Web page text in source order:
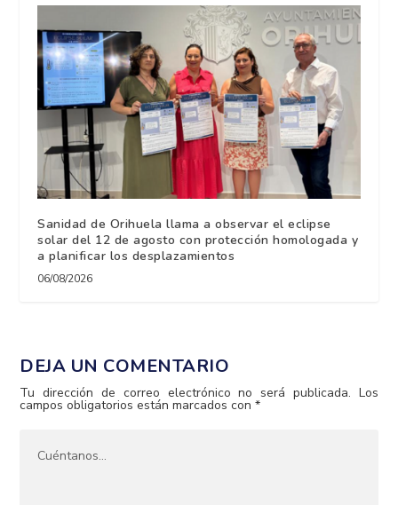
Sanidad de Orihuela llama a observar el eclipse
solar del 12 de agosto con protección homologada y
a planificar los desplazamientos
06/08/2026
DEJA UN COMENTARIO
Tu dirección de correo electrónico no será publicada. Los
campos obligatorios están marcados con*